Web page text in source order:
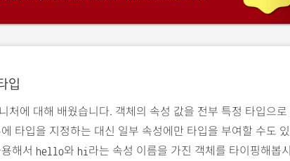
입
처에 대해 배웠습니다. 객체의 속성 값을 전부 특정 타입으로
타입을 지정하는 대신 일부 속성에만 타입을 부여할 수도
해서 hello와 hi 라는 속성 이름을 가진 객체를 타이핑해봅